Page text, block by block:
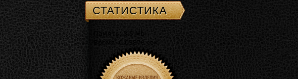
СТАТИСТИКА
Память: 3.5 Mb
Время: 0.03876 сек.